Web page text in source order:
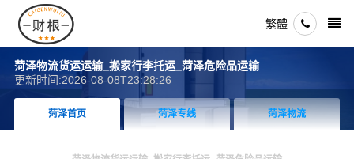
繁體
菏泽物流货运运输_搬家行李托运_菏泽危险品运输
更新时间:2026-08-08T23:28:26
菏泽首页 菏泽专线 菏泽物流